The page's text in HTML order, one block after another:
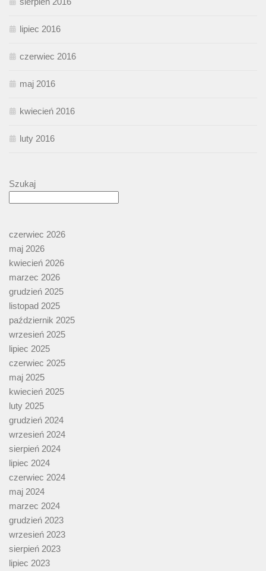
lipiec 2016
czerwiec 2016
maj 2016
kwiecień 2016
luty 2016
Szukaj
czerwiec 2026
maj 2026
kwiecień 2026
marzec 2026
grudzień 2025
listopad 2025
październik 2025
wrzesień 2025
lipiec 2025
czerwiec 2025
maj 2025
kwiecień 2025
luty 2025
grudzień 2024
wrzesień 2024
sierpień 2024
lipiec 2024
czerwiec 2024
maj 2024
marzec 2024
grudzień 2023
wrzesień 2023
sierpień 2023
lipiec 2023